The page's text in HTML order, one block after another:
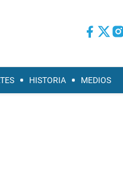
HISTORIA MEDIOS